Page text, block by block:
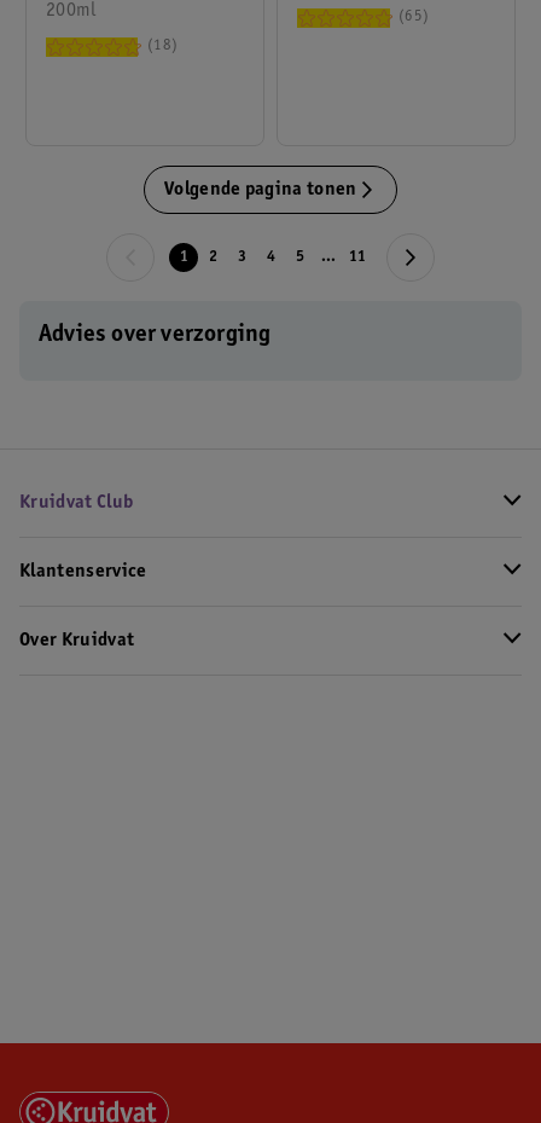
200ml
18
65
Volgende pagina tonen
1 2 3 4 5 ... 11
Advies over verzorging
Kruidvat Club
Klantenservice
Over Kruidvat